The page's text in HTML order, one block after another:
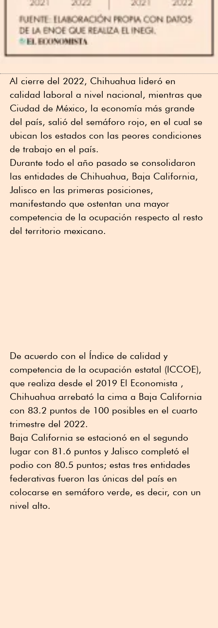
Al cierre del 2022, Chihuahua lideró en
calidad laboral a nivel nacional, mientras que
Ciudad de México, la economía más grande
del país, salió del semáforo rojo, en el cual se
ubican los estados con las peores condiciones
de trabajo en el país.
Durante todo el año pasado se consolidaron
las entidades de Chihuahua, Baja California,
Jalisco en las primeras posiciones,
manifestando que ostentan una mayor
competencia de la ocupación respecto al resto
del territorio mexicano.
De acuerdo con el Índice de calidad y
competencia de la ocupación estatal (ICCOE),
que realiza desde el 2019 El Economista ,
Chihuahua arrebató la cima a Baja California
con 83.2 puntos de 100 posibles en el cuarto
trimestre del 2022.
Baja California se estacionó en el segundo
lugar con 81.6 puntos y Jalisco completó el
podio con 80.5 puntos; estas tres entidades
federativas fueron las únicas del país en
colocarse en semáforo verde, es decir, con un
nivel alto.